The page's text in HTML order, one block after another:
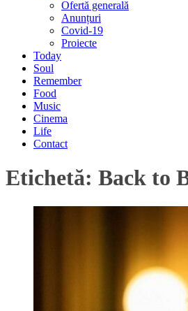
Ofertă generală
Anunțuri
Covid-19
Proiecte
Today
Soul
Remember
Food
Music
Cinema
Life
Contact
Etichetă: Back to